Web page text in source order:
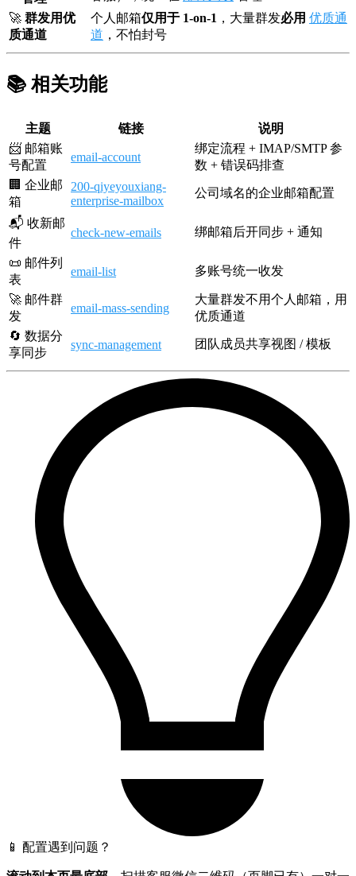
🚀 群发用优
质通道
个人邮箱仅用于 1-on-1 ，大量群发必用 优质通
道 ，不怕封号
📚 相关功能
主题 链接
说明
📨 邮箱账
号配置
email-account
绑定流程 + IMAP/SMTP 参
数 + 错误码排查
🏢 企业邮
箱
200-qiyeyouxiang-
enterprise-mailbox
公司域名的企业邮箱配置
📬 收新邮
件
check-new-emails 绑邮箱后开同步 + 通知
📜 邮件列
表
email-list 多账号统一收发
🚀 邮件群
发
email-mass-sending
大量群发不用个人邮箱，用
优质通道
🔄 数据分
享同步
sync-management 团队成员共享视图 / 模板
📱 配置遇到问题？